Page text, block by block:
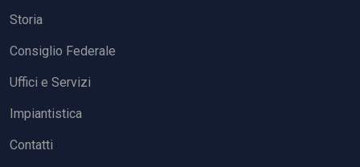
Storia
Consiglio Federale
Uffici e Servizi
Impiantistica
Contatti